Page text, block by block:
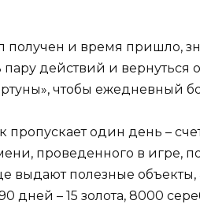
получен и время пришло,
действий и вернуться
чтобы ежедневный
пропускает один день –
проведенного в игре,
выдают полезные объекты,
дней – 15 золота, 8000